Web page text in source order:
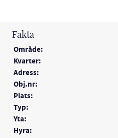
Fakta
Område:
Kvarter:
Adress:
Obj.nr:
Plats:
Typ:
Yta:
Hyra: